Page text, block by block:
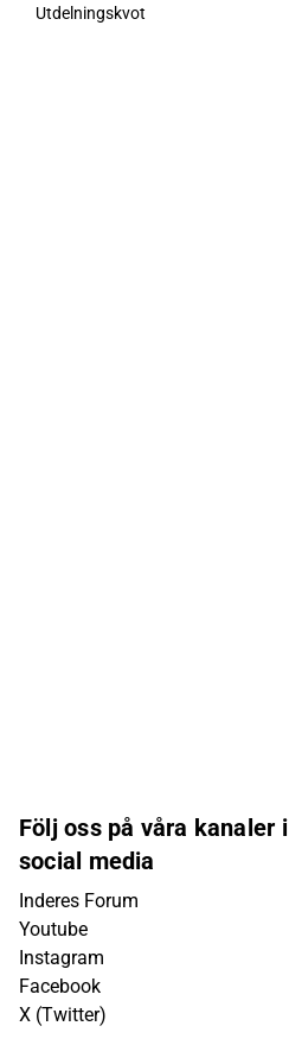
Utdelningskvot
Följ oss på våra kanaler i
social media
Inderes Forum
Youtube
Instagram
Facebook
X (Twitter)